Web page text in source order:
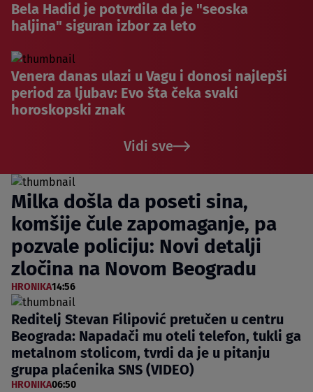
Bela Hadid je potvrdila da je "seoska
haljina" siguran izbor za leto
Venera danas ulazi u Vagu i donosi najlepši
period za ljubav: Evo šta čeka svaki
horoskopski znak
Vidi sve
Milka došla da poseti sina,
komšije čule zapomaganje, pa
pozvale policiju: Novi detalji
zločina na Novom Beogradu
HRONIKA14:56
Reditelj Stevan Filipović pretučen u centru
Beograda: Napadači mu oteli telefon, tukli ga
metalnom stolicom, tvrdi da je u pitanju
grupa plaćenika SNS (VIDEO)
HRONIKA06:50